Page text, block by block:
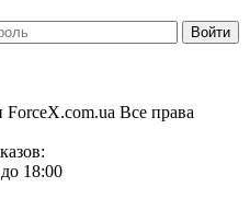
ForceX.com.ua Все права
18:00